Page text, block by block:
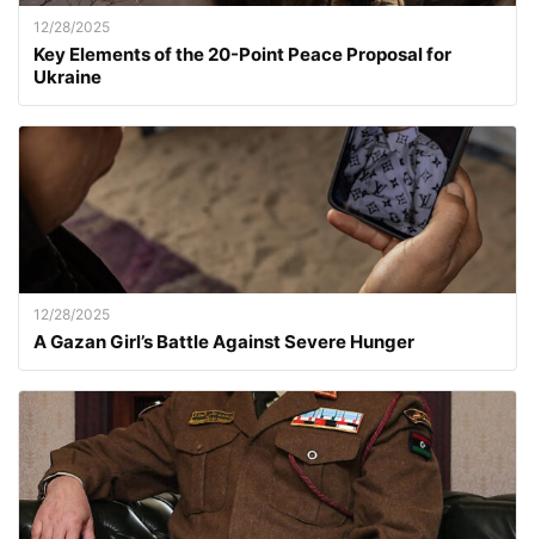
12/28/2025
Key Elements of the 20-Point Peace Proposal for
Ukraine
12/28/2025
A Gazan Girl’s Battle Against Severe Hunger